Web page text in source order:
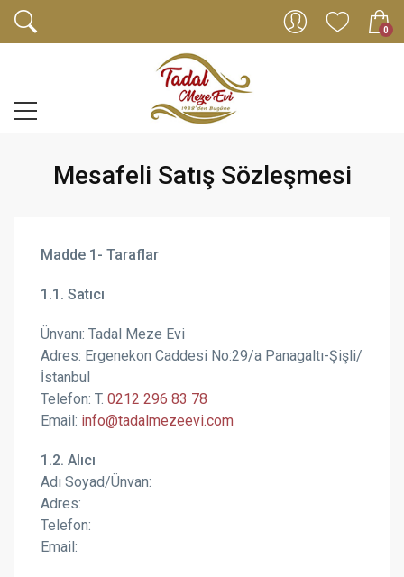
0
Mesafeli Satış Sözleşmesi
Madde 1- Taraflar
1.1. Satıcı
Ünvanı: Tadal Meze Evi
Adres: Ergenekon Caddesi No:29/a Panagaltı-Şişli/
İstanbul
Telefon: T. 0212 296 83 78
Email: info@tadalmezeevi.com
1.2. Alıcı
Adı Soyad/Ünvan:
Adres:
Telefon:
Email: